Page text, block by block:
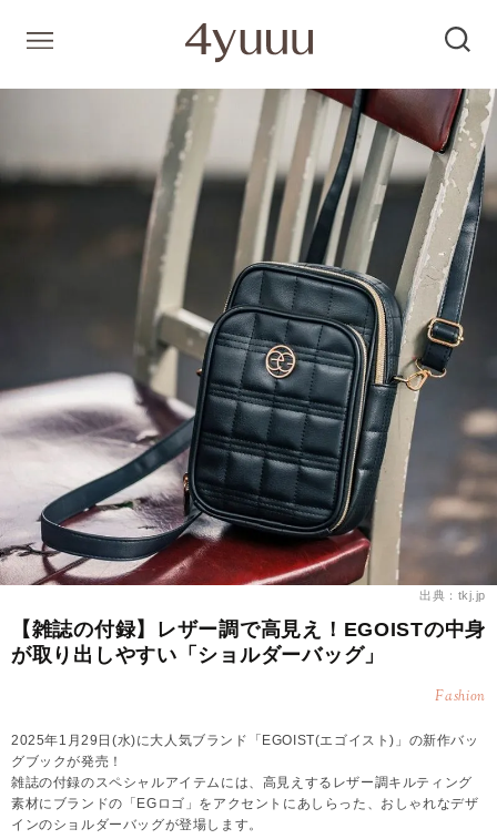
出典：tkj.jp
【雑誌の付録】レザー調で高見え！EGOISTの中身
が取り出しやすい「ショルダーバッグ」
Fashion
2025年1月29日(水)に大人気ブランド「EGOIST(エゴイスト)」の新作バッ
グブックが発売！
雑誌の付録のスペシャルアイテムには、高見えするレザー調キルティング
素材にブランドの「EGロゴ」をアクセントにあしらった、おしゃれなデザ
インのショルダーバッグが登場します。